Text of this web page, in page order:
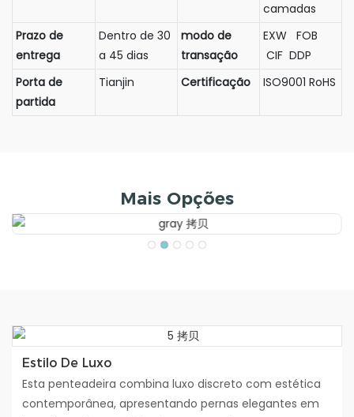
camadas
Prazo de
entrega
Dentro de 30
a 45 dias
modo de
transação
EXW FOB
CIF DDP
Porta de
partida
Tianjin Certificação ISO9001 RoHS
Mais Opções
Estilo De Luxo
Esta penteadeira combina luxo discreto com estética
contemporânea, apresentando pernas elegantes em